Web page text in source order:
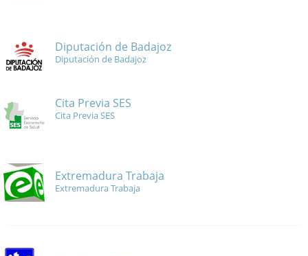
Diputación de Badajoz
Diputación de Badajoz
Cita Previa SES
Cita Previa SES
Extremadura Trabaja
Extremadura Trabaja